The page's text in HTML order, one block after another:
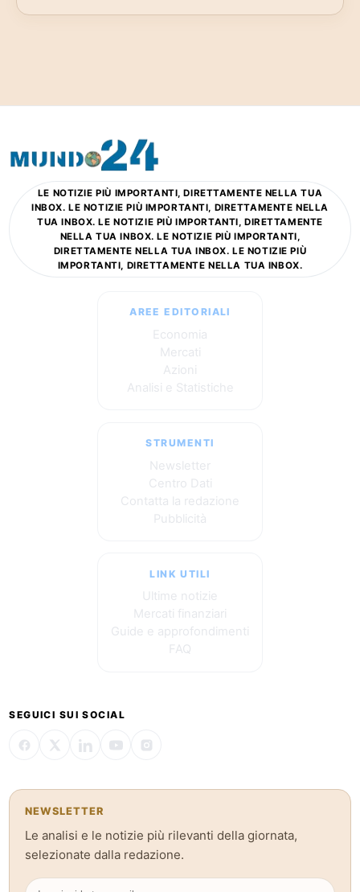
LE NOTIZIE PIÙ IMPORTANTI, DIRETTAMENTE NELLA TUA
INBOX. LE NOTIZIE PIÙ IMPORTANTI, DIRETTAMENTE NELLA
TUA INBOX. LE NOTIZIE PIÙ IMPORTANTI, DIRETTAMENTE
NELLA TUA INBOX. LE NOTIZIE PIÙ IMPORTANTI,
DIRETTAMENTE NELLA TUA INBOX. LE NOTIZIE PIÙ
IMPORTANTI, DIRETTAMENTE NELLA TUA INBOX.
AREE EDITORIALI
Economia
Mercati
Azioni
Analisi e Statistiche
STRUMENTI
Newsletter
Centro Dati
Contatta la redazione
Pubblicità
LINK UTILI
Ultime notizie
Mercati finanziari
Guide e approfondimenti
FAQ
SEGUICI SUI SOCIAL
NEWSLETTER
Le analisi e le notizie più rilevanti della giornata,
selezionate dalla redazione.